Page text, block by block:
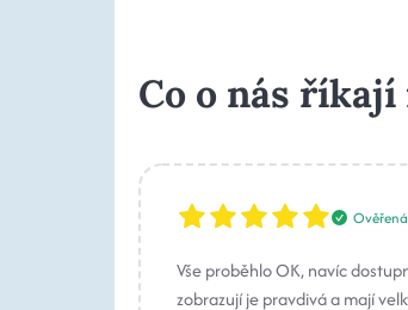
Co o nás
Vše proběhlo OK, navíc
zobrazují je pravdivá a mají